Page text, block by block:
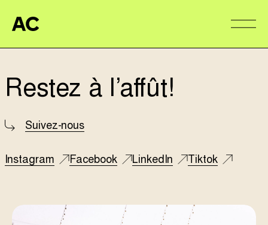
Aire Commune
Restez à l’affût!
Suivez-nous
Instagram Facebook LinkedIn Tiktok